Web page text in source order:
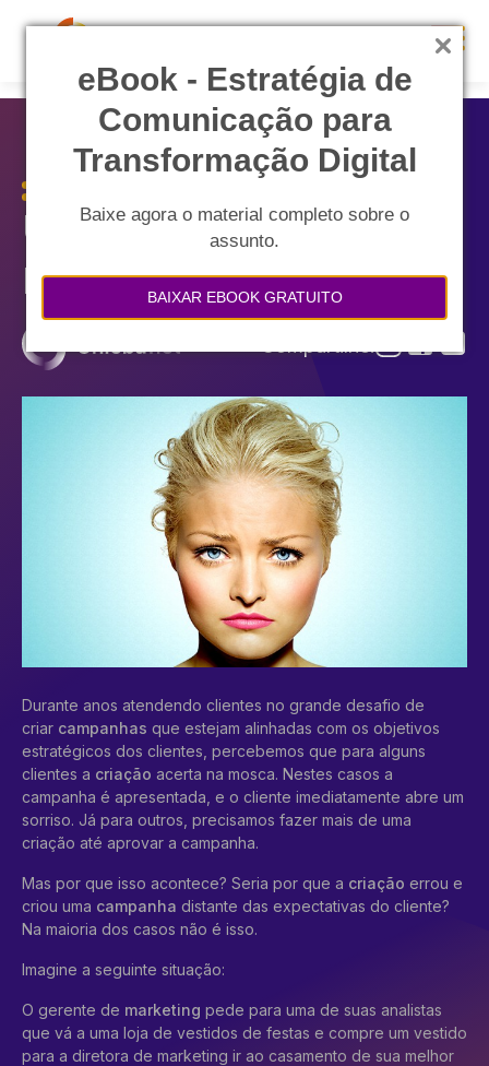
eB ook - Estratégia de
Comunicação para
Transformação Digital
Baixe agora o material completo sobre o
assunto.
BAIXAR EBOOK GRATUITO
Uma crônica sobre o
Briefing de criação
Durante anos atendendo clientes no grande desafio de
criar campanhas que estejam alinhadas com os objetivos
estratégicos dos clientes, percebemos que para alguns
clientes a criação acerta na mosca. Nestes casos a
campanha é apresentada, e o cliente imediatamente abre um
sorriso. Já para outros, precisamos fazer mais de uma
criação até aprovar a campanha.
Mas por que isso acontece? Seria por que a criação errou e
criou uma campanha distante das expectativas do cliente?
Na maioria dos casos não é isso.
Imagine a seguinte situação:
O gerente de marketing pede para uma de suas analistas
que vá a uma loja de vestidos de festas e compre um vestido
para a diretora de marketing ir ao casamento de sua melhor